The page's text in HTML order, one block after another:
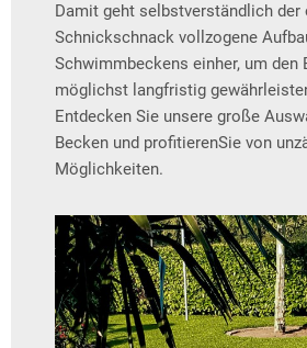
Damit geht selbstverständlich der
Schnickschnack vollzogene
Schwimmbeckens einher, um den
möglichst langfristig
Entdecken Sie unsere große
Becken und profitierenSie von
Möglichkeiten.